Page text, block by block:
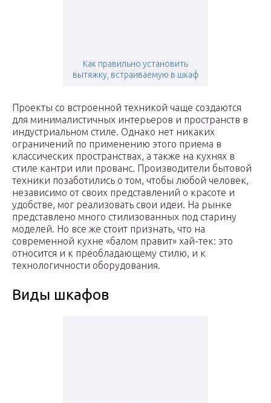
Как правильно установить
вытяжку, встраиваемую в шкаф
Проекты со встроенной техникой чаще создаются
для минималистичных интерьеров и пространств в
индустриальном стиле. Однако нет никаких
ограничений по применению этого приема в
классических пространствах, а также на кухнях в
стиле кантри или прованс. Производители бытовой
техники позаботились о том, чтобы любой человек,
независимо от своих представлений о красоте и
удобстве, мог реализовать свои идеи. На рынке
представлено много стилизованных под старину
моделей. Но все же стоит признать, что на
современной кухне «балом правит» хай-тек: это
относится и к преобладающему стилю, и к
технологичности оборудования.
Виды шкафов